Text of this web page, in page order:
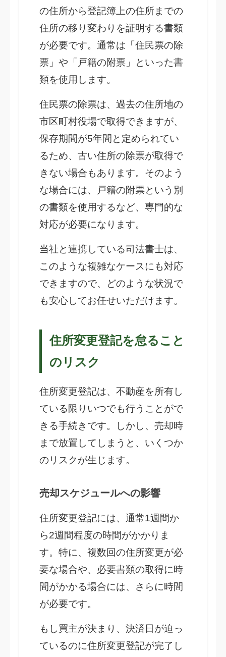
の住所から登記簿上の住所までの
住所の移り変わりを証明する書類
が必要です。通常は「住民票の除
票」や「戸籍の附票」といった書
類を使用します。
住民票の除票は、過去の住所地の
市区町村役場で取得できますが、
保存期間が5年間と定められてい
るため、古い住所の除票が取得で
きない場合もあります。そのよう
な場合には、戸籍の附票という別
の書類を使用するなど、専門的な
対応が必要になります。
当社と連携している司法書士は、
このような複雑なケースにも対応
できますので、どのような状況で
も安心してお任せいただけます。
住所変更登記を怠ること
のリスク
住所変更登記は、不動産を所有し
ている限りいつでも行うことがで
きる手続きです。しかし、売却時
まで放置してしまうと、いくつか
のリスクが生じます。
売却スケジュールへの影響
住所変更登記には、通常1週間か
ら2週間程度の時間がかかりま
す。特に、複数回の住所変更が必
要な場合や、必要書類の取得に時
間がかかる場合には、さらに時間
が必要です。
もし買主が決まり、決済日が迫っ
ているのに住所変更登記が完了し